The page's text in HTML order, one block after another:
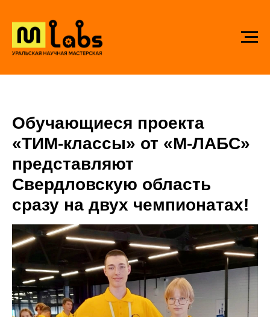
Обучающиеся проекта
«ТИМ-классы» от «М-ЛАБС»
представляют
Свердловскую область
сразу на двух чемпионатах!